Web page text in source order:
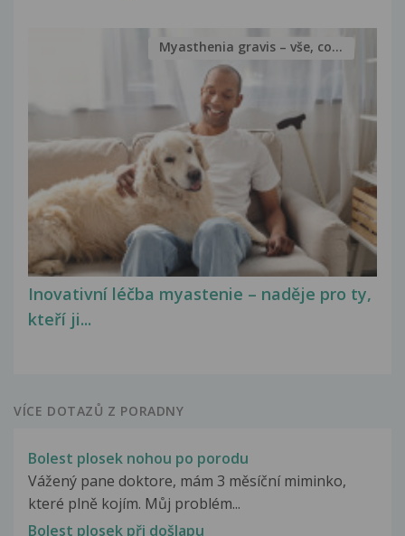
Inovativní léčba myastenie – naděje pro ty,
kteří ji...
Myasthenia gravis – vše, co...
VÍCE DOTAZŮ Z PORADNY
Bolest plosek nohou po porodu
Vážený pane doktore, mám 3 měsíční miminko,
které plně kojím. Můj problém...
Bolest plosek při došlapu